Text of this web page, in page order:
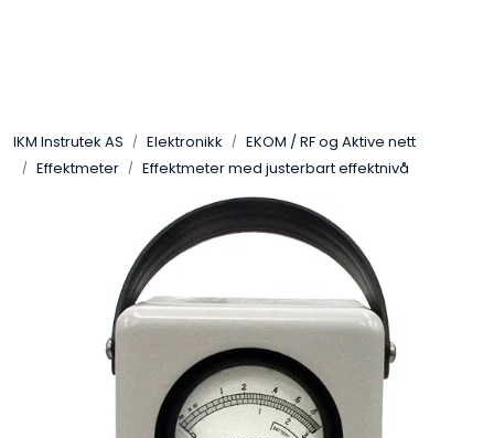
IKM Instrutek AS Elektronikk
EKOM / RF og Aktive nett
Effektmeter
Effektmeter med justerbart effektnivå
Elektro
Frekvensomformere
Miljø og sikkerhet